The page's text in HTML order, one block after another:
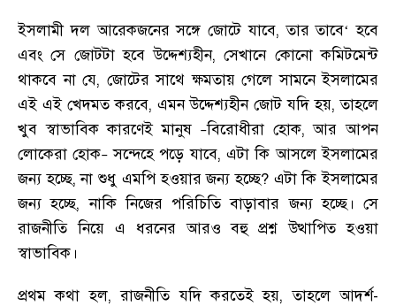
ইসলামী দল আরেকজনের সঙ্গে জোটে যাবে,তার তাবে‘ হবে
এবং সে জোটটা হবে উদ্দেশ্যহীন,সেখানে কোনো কমিটমেন্ট
থাকবে না যে, জোটের সাথে ক্ষমতায় গেলে সামনে ইসলামের
এই এই খেদমত করবে, এমন উদ্দেশ্যহীন জোট যদি হয়,তাহলে
খুব স্বাভাবিক কারণেই মানুষ –বিরোধীরা হোক,আর আপন
লোকেরা হোক– সন্দেহে পড়ে যাবে, এটা কি আসলে ইসলামের
জন্য হচ্ছে,না শুধু এমপি হওয়ার জন্য হচ্ছে? এটা কি ইসলামের
জন্য হচ্ছে,নাকি নিজের পরিচিতি বাড়াবার জন্য হচ্ছে। সে
রাজনীতি নিয়ে এ ধরনের আরও বহু প্রশ্ন উত্থাপিত হওয়া
স্বাভাবিক ।
প্রথম কথা হল,রাজনীতি যদি করতেই হয়,তাহলে আদর্শ-